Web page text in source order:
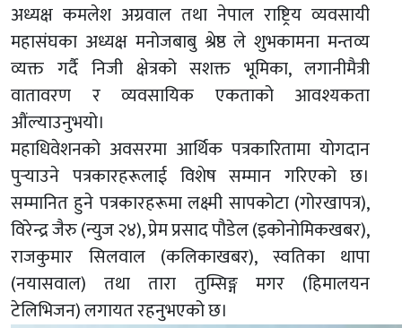
अध्यक्ष कमलेश अग्रवाल तथा नेपाल राष्ट्रिय व्यवसायी
महासंघका अध्यक्ष मनोजबाबु श्रेष्ठ ले शुभकामना मन्तव्य
व्यक्त गर्दै निजी क्षेत्रको सशक्त भूमिका, लगानीमैत्री
वातावरण र व्यवसायिक एकताको आवश्यकता
औंल्याउनुभयो।
महाधिवेशनको अवसरमा आर्थिक पत्रकारितामा योगदान
पुर्‍याउने पत्रकारहरूलाई विशेष सम्मान गरिएको छ।
सम्मानित हुने पत्रकारहरूमा लक्ष्मी सापकोटा (गोरखापत्र),
विरेन्द्र जैरु (न्युज २४), प्रेम प्रसाद पौडेल (इकोनोमिकखबर),
राजकुमार सिलवाल (कलिकाखबर), स्वतिका थापा
(नयासवाल) तथा तारा तुम्सिङ्ग मगर (हिमालयन
टेलिभिजन) लगायत रहनुभएको छ।